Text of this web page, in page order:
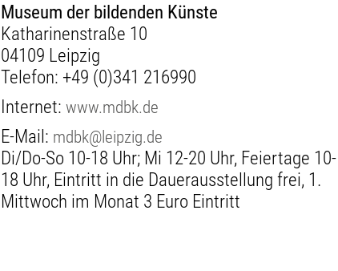
Museum der bildenden Künste
Katharinenstraße 10
04109 Leipzig
Telefon: +49 (0)341 216990
Internet:www.mdbk.de
E-Mail: mdbk@leipzig.de
Di/Do-So 10-18 Uhr; Mi 12-20 Uhr, Feiertage 10-
18 Uhr, Eintritt in die Dauerausstellung frei, 1.
Mittwoch im Monat 3 Euro Eintritt